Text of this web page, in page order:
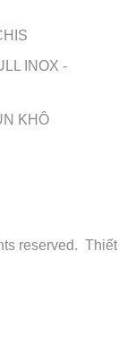
INOX -
KHÔ
reserved. Thiết